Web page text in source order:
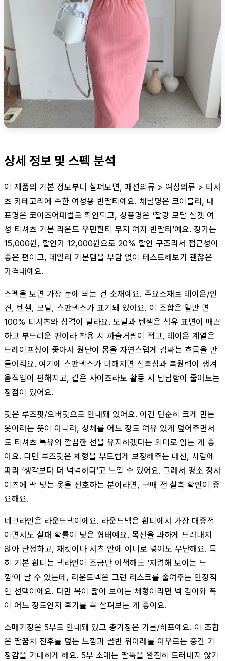
상세 정보 및 스펙 분석
이 제품의 기본 정보부터 살펴보면, 패션의류 > 여성의류 > 티셔
츠 카테고리에 속한 여성용 반팔티예요. 채널명은 코이블리, 대
표명은 코이즈어패럴로 확인되고, 상품명은 ‘찰랑 모달 실켓 여
성 티셔츠 기본 라운드 우먼흰티 무지 여자 반팔티’예요. 정가는
15,000원, 할인가 12,000원으로 20% 할인 구조라서 접근성이
좋은 편이고, 데일리 기본템을 부담 없이 테스트해보기 괜찮은
가격대예요.
스펙을 보면 가장 눈에 띄는 건 소재예요. 주요소재로 레이온/인
견, 텐셀, 모달, 스판덱스가 표기돼 있어요. 이 조합은 일반 면
100% 티셔츠와 성격이 달라요. 모달과 텐셀은 섬유 표면이 매끈
하고 부드러운 편이라 착용 시 까슬거림이 적고, 레이온 계열은
드레이프성이 좋아서 원단이 몸을 자연스럽게 감싸는 흐름을 만
들어줘요. 여기에 스판덱스가 더해지면 신축성과 복원력이 생겨
움직임이 편해지고, 같은 사이즈라도 활동 시 답답함이 줄어드는
장점이 있어요.
핏은 루즈핏/오버핏으로 안내돼 있어요. 이건 단순히 크게 만든
옷이라는 뜻이 아니라, 상체를 어느 정도 여유 있게 덮어주면서
도 티셔츠 특유의 깔끔한 선을 유지하겠다는 의미로 읽는 게 좋
아요. 다만 루즈핏은 체형을 부드럽게 보정해주는 대신, 사람에
따라 ‘생각보다 더 넉넉하다’고 느낄 수 있어요. 그래서 평소 정사
이즈에 딱 맞는 옷을 선호하는 분이라면, 구매 전 실측 확인이 중
요해요.
네크라인은 라운드넥이에요. 라운드넥은 흰티에서 가장 대중적
이면서도 실패 확률이 낮은 형태예요. 목선을 과하게 드러내지
않아 단정하고, 재킷이나 셔츠 안에 이너로 넣어도 무난해요. 특
히 기본 흰티는 넥라인이 조금만 어색해도 ‘저렴해 보이는 느
낌’이 날 수 있는데, 라운드넥은 그런 리스크를 줄여주는 안정적
인 선택이에요. 다만 목이 짧아 보이는 체형이라면 넥 깊이와 폭
이 어느 정도인지 후기를 꼭 살펴보는 게 좋아요.
소매기장은 5부로 안내돼 있고 총기장은 기본/하프예요. 이 조합
은 팔꿈치 전후를 덮는 느낌과 골반 위아래를 아우르는 중간 기
장감을 기대하게 해요. 5부 소매는 팔뚝을 완전히 드러내지 않기